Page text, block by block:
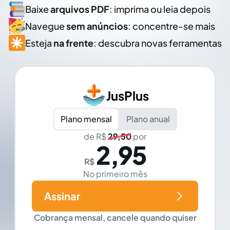
Baixearquivos PDF: imprima ou leia depois
Naveguesem anúncios: concentre-se mais
Esteja na frente: descubra novas ferramentas
JusPlus
Plano mensal
Plano anual
de R$29,50por
R$ 2,95
No primeiro mês
Cobrança mensal, cancele quando quiser
Assinar